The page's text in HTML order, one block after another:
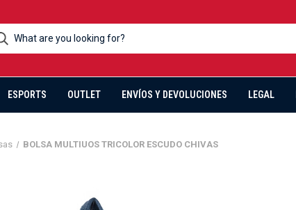
ESPORTS OUTLET ENVÍOS Y DEVOLUCIONES LEGAL
BOLSA MULTIUOS TRICOLOR ESCUDO CHIVAS